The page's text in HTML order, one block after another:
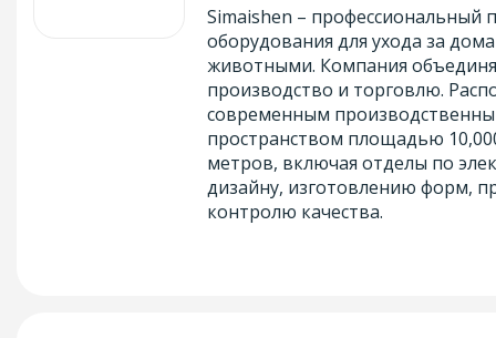
Simaishen – профессиональный
оборудования для ухода за
животными. Компания
производство и торговлю.
современным
пространством площадью
метров, включая отделы по
дизайну, изготовлению форм,
контролю качества.